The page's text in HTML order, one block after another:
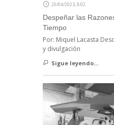
20/04/2023, 8:02
Despeñar las
Tiempo
Por: Miquel Lacasta
y divulgación
Sigue leyendo...